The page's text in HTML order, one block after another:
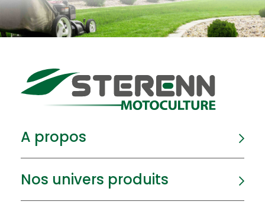
A propos
Nos univers produits